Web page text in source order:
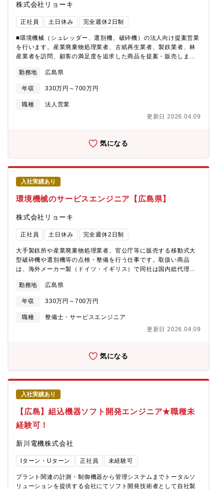
株式会社リョーキ
正社員 土日休み 完全週休2日制
■環境機械（シュレッダー、選別機、破砕機）の法人向け提案営業
を行います。産業廃棄物処理業者、古紙再生業者、製鉄業者、林
産業者を訪問、顧客の満足度を追求した商品を提案・販売しま
ナンバー1の事業です。製品は、木材をチップ状に細かくし、瓦礫
を砂と石に選別するなど活躍する機械です。同事業には阪神大震
災時より力をいれており、東日本大震災後はすぐに営業所を開設
し、現地にて同社の納入した機械が復興に向けて稼働しておりま
変動があります。)【転勤について】転居を伴う転勤は想定してお
有）※エリア：西日本※商品知識習得のため、研修制度を設けて
おります。OJTにて営業同行もございます。
勤務地 広島県
年収 330万円～700万円
職種
法人営業
更新日 2026.04.09
気になる
入社実績あり
環境機械のサービスエンジニア【広島県】
株式会社リョーキ
正社員 土日休み 完全週休2日制
大手製鉄所や産業廃棄物処理業者、官公庁等に販売する移動式大
型破砕機や選別機等の点検・整備を行う仕事です。取扱い商品
は、海外メーカー製（ドイツ・イギリス）で同社は国内総代理店
や、定期点検をしながら商品にトラブルが発生しないよう、修理
提案する仕事です。機械にトラブルが生じた際には、出張し復旧
修理を担当します。【残業時間について】全社平均25時間程度／
月（時期により変動があります。)【転勤について】転居を伴う転
勤務地 広島県
年収 330万円～700万円
職種
整備士・サービスエンジニア
更新日 2026.04.09
気になる
入社実績あり
【広島】組込機器ソフト開発エンジニア★職種未
経験可！
新川電機株式会社
Iターン・Uターン 正社員 未経験可
プラント関連の計測・制御機器から管理システムまでトータルソ
リューションを提供する会社にてソフト開発技術者として自社製